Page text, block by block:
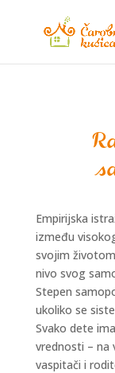
Empirijska
između
svojim
nivo svog
Stepen
ukoliko se
Svako dete
vrednosti – na
vaspitači i